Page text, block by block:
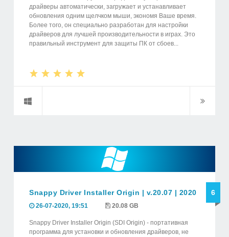
драйверы автоматически, загружает и устанавливает
обновления одним щелчком мыши, экономя Ваше время.
Более того, он специально разработан для настройки
драйверов для лучшей производительности в играх. Это
правильный инструмент для защиты ПК от сбоев...
Snappy Driver Installer Origin | v.20.07 | 2020 6
26-07-2020, 19:51 20.08 GB
Snappy Driver Installer Origin (SDI Origin) - портативная
программа для установки и обновления драйверов, не